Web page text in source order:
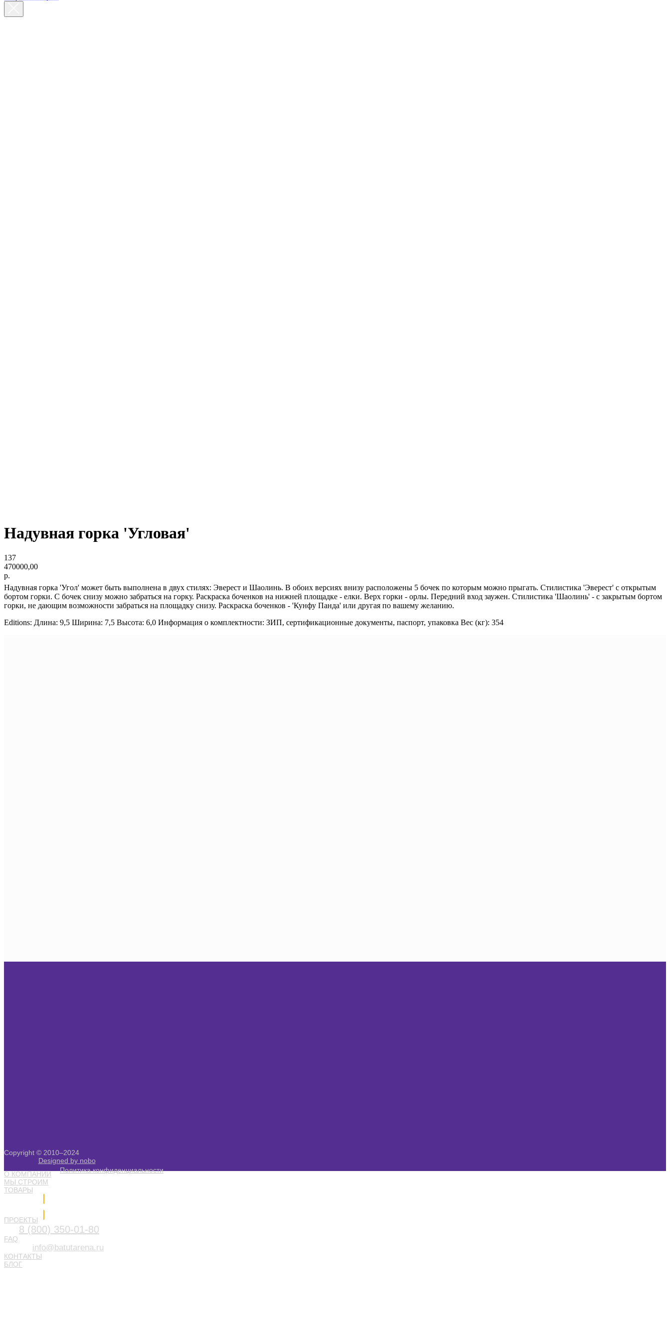
Надувная горка 'Угловая'
137
470000,00
р.
Надувная горка 'Угол' может быть выполнена в двух стилях: Эверест и Шаолинь. В обоих версиях внизу расположены 5 бочек по которым можно прыгать. Стилистика 'Эверест' с открытым
бортом горки. С бочек снизу можно забраться на горку. Раскраска боченков на нижней площадке - елки. Верх горки - орлы. Передний вход заужен. Стилистика 'Шаолинь' - с закрытым бортом
горки, не дающим возможности забраться на площадку снизу. Раскраска боченков - 'Кунфу Панда' или другая по вашему желанию.
Editions: Длина: 9,5 Ширина: 7,5 Высота: 6,0 Информация о комплектности: ЗИП, сертификационные документы, паспорт, упаковка Вес (кг): 354
О КОМПАНИИ
МЫ СТРОИМ
ТОВАРЫ
ПРОЕКТЫ
8 (800) 350-01-80
FAQ
info@batutarena.ru
КОНТАКТЫ
БЛОГ
Copyright © 2010–2024
Designed by nobo
Политика конфиденциальности